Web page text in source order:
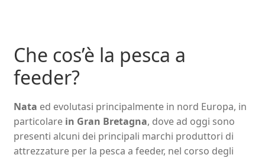
Che cos’è la pesca a
feeder?
Nata ed evolutasi principalmente in nord Europa, in
particolare in Gran Bretagna, dove ad oggi sono
presenti alcuni dei principali marchi produttori di
attrezzature per la pesca a feeder, nel corso degli